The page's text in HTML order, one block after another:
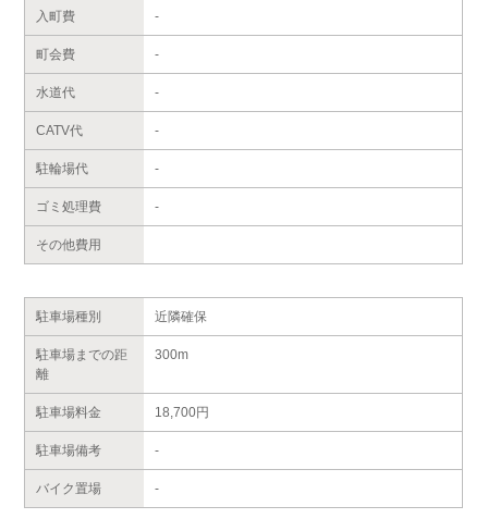
入町費 -
町会費 -
水道代 -
CATV代 -
駐輪場代 -
ゴミ処理費 -
その他費用
駐車場種別 近隣確保
駐車場までの距
離
300m
駐車場料金 18,700円
駐車場備考 -
バイク置場 -